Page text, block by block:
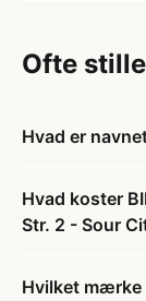
Ofte
Hvad er
Hvad koster
Str. 2 - Sour
Hvilket mærke